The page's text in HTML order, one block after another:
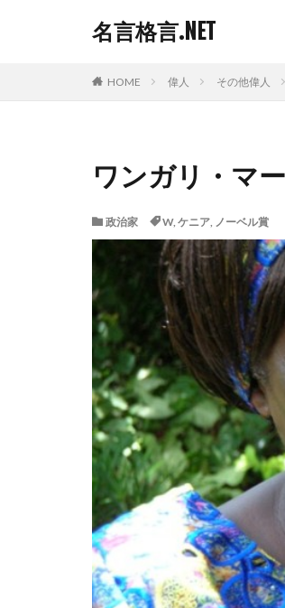
名言格言.NET
HOME 偉人 その他偉人
ワンガリ・マ
政治家 W, ケニア, ノーベル賞